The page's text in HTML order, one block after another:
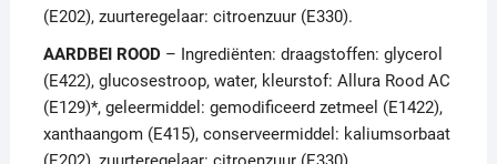
(E202), zuurteregelaar: citroenzuur (E330).
AARDBEI ROOD – Ingrediënten: draagstoffen: glycerol
(E422), glucosestroop, water, kleurstof: Allura Rood AC
(E129)*, geleermiddel: gemodificeerd zetmeel (E1422),
xanthaangom (E415), conserveermiddel: kaliumsorbaat